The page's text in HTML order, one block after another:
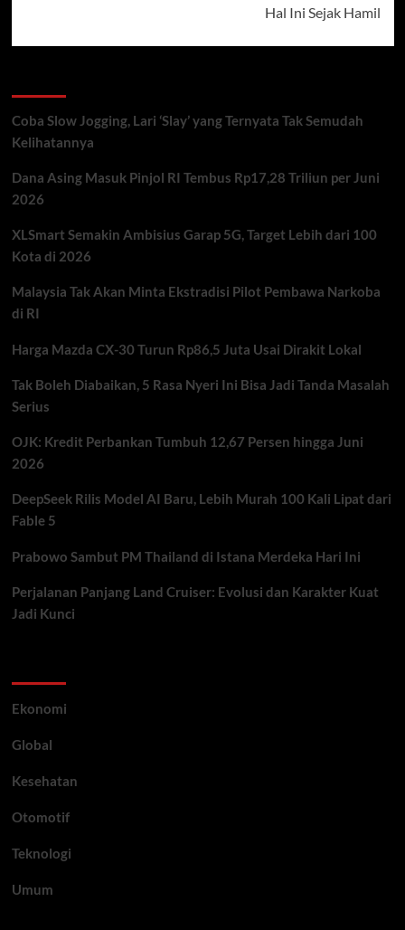
Hal Ini Sejak Hamil
Coba Slow Jogging, Lari ‘Slay’ yang Ternyata Tak Semudah
Kelihatannya
Dana Asing Masuk Pinjol RI Tembus Rp17,28 Triliun per Juni
2026
XLSmart Semakin Ambisius Garap 5G, Target Lebih dari 100
Kota di 2026
Malaysia Tak Akan Minta Ekstradisi Pilot Pembawa Narkoba
di RI
Harga Mazda CX-30 Turun Rp86,5 Juta Usai Dirakit Lokal
Tak Boleh Diabaikan, 5 Rasa Nyeri Ini Bisa Jadi Tanda Masalah
Serius
OJK: Kredit Perbankan Tumbuh 12,67 Persen hingga Juni
2026
DeepSeek Rilis Model AI Baru, Lebih Murah 100 Kali Lipat dari
Fable 5
Prabowo Sambut PM Thailand di Istana Merdeka Hari Ini
Perjalanan Panjang Land Cruiser: Evolusi dan Karakter Kuat
Jadi Kunci
Ekonomi
Global
Kesehatan
Otomotif
Teknologi
Umum